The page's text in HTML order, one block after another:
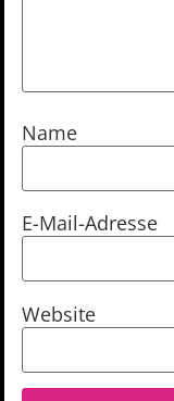
Name
E-Mail-Adresse
Website